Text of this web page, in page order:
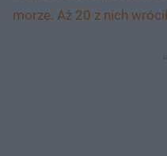
morze. Aż 20 z nich